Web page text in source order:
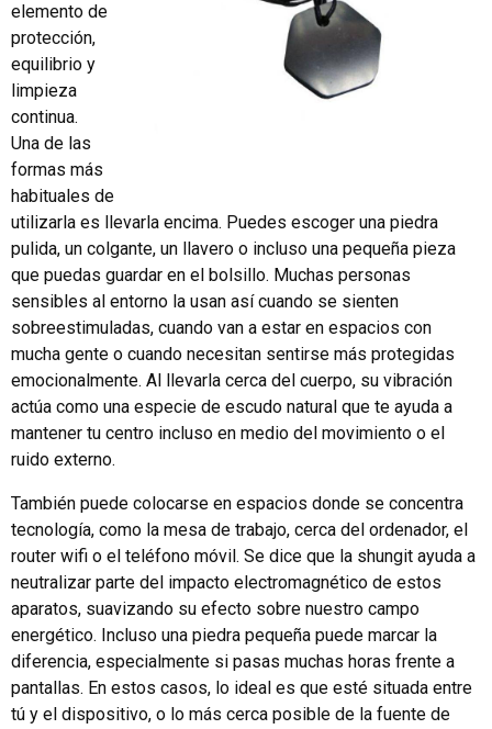
elemento de
protección,
equilibrio y
limpieza
continua.
Una de las
formas más
habituales de
utilizarla es llevarla encima. Puedes escoger una piedra
pulida, un colgante, un llavero o incluso una pequeña pieza
que puedas guardar en el bolsillo. Muchas personas
sensibles al entorno la usan así cuando se sienten
sobreestimuladas, cuando van a estar en espacios con
mucha gente o cuando necesitan sentirse más protegidas
emocionalmente. Al llevarla cerca del cuerpo, su vibración
actúa como una especie de escudo natural que te ayuda a
mantener tu centro incluso en medio del movimiento o el
ruido externo.
También puede colocarse en espacios donde se concentra
tecnología, como la mesa de trabajo, cerca del ordenador, el
router wifi o el teléfono móvil. Se dice que la shungit ayuda a
neutralizar parte del impacto electromagnético de estos
aparatos, suavizando su efecto sobre nuestro campo
energético. Incluso una piedra pequeña puede marcar la
diferencia, especialmente si pasas muchas horas frente a
pantallas. En estos casos, lo ideal es que esté situada entre
tú y el dispositivo, o lo más cerca posible de la fuente de